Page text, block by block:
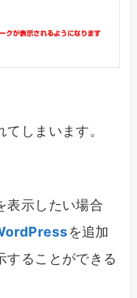
しまいます。
表示したい場合
を追加
することができる